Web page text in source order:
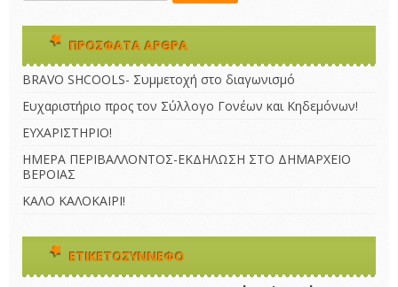
ΠΡΌΣΦΑΤΑ ΆΡΘΡΑ
BRAVO SHCOOLS- Συμμετοχή στο διαγωνισμό
Ευχαριστήριο προς τον Σύλλογο Γονέων και Κηδεμόνων!
ΕΥΧΑΡΙΣΤΗΡΙΟ!
ΗΜΕΡΑ ΠΕΡΙΒΑΛΛΟΝΤΟΣ-ΕΚΔΗΛΩΣΗ ΣΤΟ ΔΗΜΑΡΧΕΙΟ
ΒΕΡΟΙΑΣ
ΚΑΛΟ ΚΑΛΟΚΑΙΡΙ!
ΕΤΙΚΕΤΟΣΎΝΝΕΦΟ